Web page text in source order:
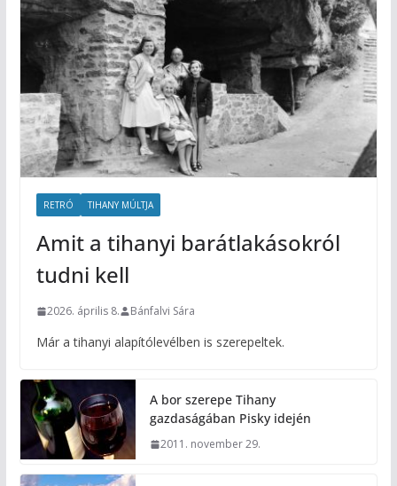
RETRÓ TIHANY MÚLTJA
Amit a tihanyi barátlakásokról
tudni kell
2026. április 8. Bánfalvi Sára
Már a tihanyi alapítólevélben is szerepeltek.
A bor szerepe Tihany
gazdaságában Pisky idején
2011. november 29.